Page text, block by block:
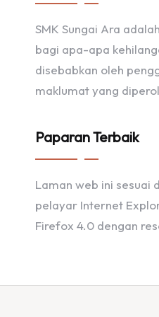
SMK Sungai Ara
bagi apa-apa
disebabkan oleh
maklumat yang
Paparan Terbaik
Laman web ini sesuai
pelayar Internet
Firefox 4.0 dengan